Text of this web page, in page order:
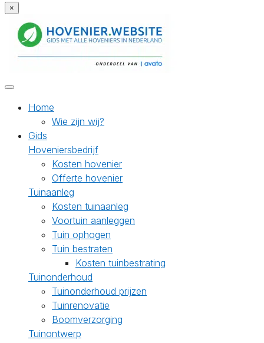
×
Home
Wie zijn wij?
Gids
Hoveniersbedrijf
Kosten hovenier
Offerte hovenier
Tuinaanleg
Kosten tuinaanleg
Voortuin aanleggen
Tuin ophogen
Tuin bestraten
Kosten tuinbestrating
Tuinonderhoud
Tuinonderhoud prijzen
Tuinrenovatie
Boomverzorging
Tuinontwerp